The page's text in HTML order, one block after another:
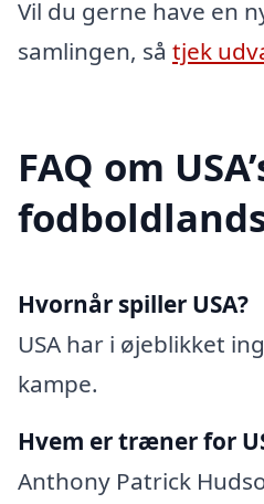
Vil du gerne have en
samlingen, så tjek
FAQ om
Hvornår spiller USA?
USA har i øjeblikket
kampe.
Hvem er træner for
Anthony Patrick